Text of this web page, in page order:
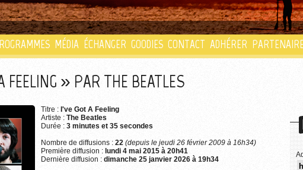
MÉDIA ÉCHANGER GOODIES CONTACT ADHÉRER
FEELING » PAR THE BEATLES
Titre : I've Got A Feeling
Artiste : The Beatles
Durée : 3 minutes et 35 secondes
Nombre de diffusions : 22 (depuis le jeudi 26 février 2009 à 16h34)
Première diffusion : lundi 4 mai 2015 à 20h41
Dernière diffusion : dimanche 25 janvier 2026 à 19h34